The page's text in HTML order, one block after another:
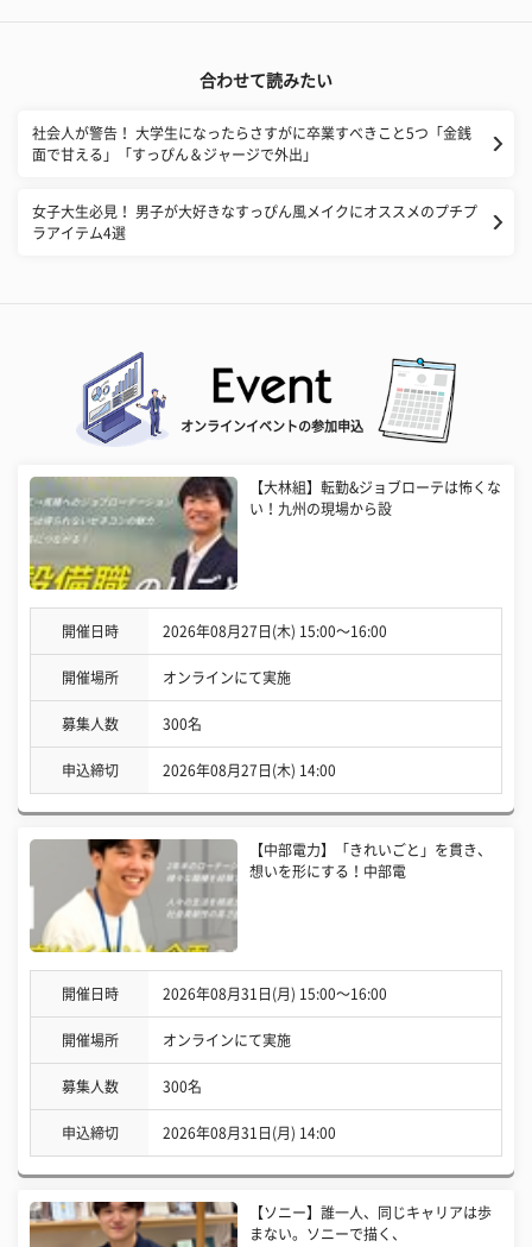
合わせて読みたい
社会人が警告！ 大学生になったらさすがに卒業すべきこと5つ「金銭
面で甘える」「すっぴん＆ジャージで外出」
女子大生必見！ 男子が大好きなすっぴん風メイクにオススメのプチプ
ラアイテム4選
オンラインイベントの参加申込
【大林組】転勤&ジョブローテは怖くな
い！九州の現場から設
開催日時 2026年08月27日(木) 15:00〜16:00
開催場所 オンラインにて実施
募集人数 300名
申込締切 2026年08月27日(木) 14:00
【中部電力】「きれいごと」を貫き、
想いを形にする！中部電
開催日時 2026年08月31日(月) 15:00〜16:00
開催場所 オンラインにて実施
募集人数 300名
申込締切 2026年08月31日(月) 14:00
【ソニー】誰一人、同じキャリアは歩
まない。ソニーで描く、